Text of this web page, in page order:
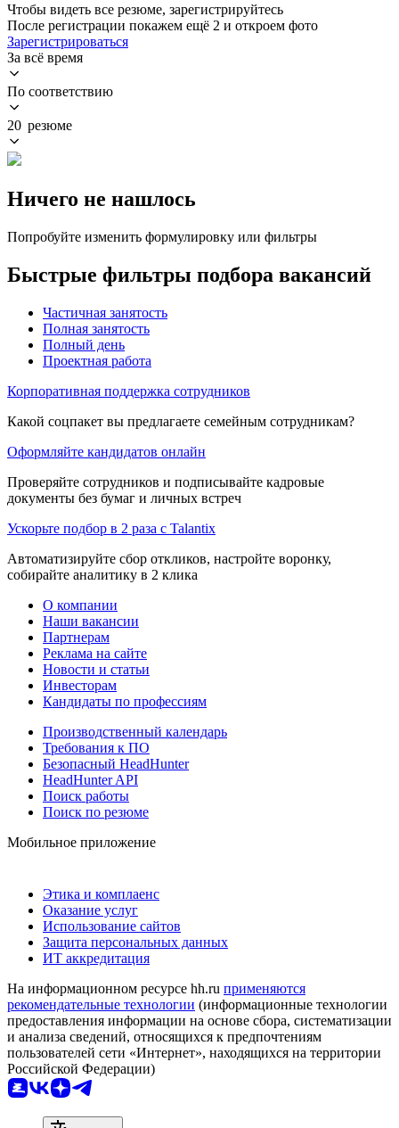
Чтобы видеть все резюме, зарегистрируйтесь
После регистрации покажем ещё 2 и откроем фото
Зарегистрироваться
За всё время
По соответствию
20 резюме
Ничего не нашлось
Попробуйте изменить формулировку или фильтры
Быстрые фильтры подбора вакансий
Частичная занятость
Полная занятость
Полный день
Проектная работа
Корпоративная поддержка сотрудников
Какой соцпакет вы предлагаете семейным сотрудникам?
Оформляйте кандидатов онлайн
Проверяйте сотрудников и подписывайте кадровые
документы без бумаг и личных встреч
Ускорьте подбор в 2 раза с Talantix
Автоматизируйте сбор откликов, настройте воронку,
собирайте аналитику в 2 клика
О компании
Наши вакансии
Партнерам
Реклама на сайте
Новости и статьи
Инвесторам
Кандидаты по профессиям
Производственный календарь
Требования к ПО
Безопасный HeadHunter
HeadHunter API
Поиск работы
Поиск по резюме
Мобильное приложение
Этика и комплаенс
Оказание услуг
Использование сайтов
Защита персональных данных
ИТ аккредитация
На информационном ресурсе hh.ru применяются
рекомендательные технологии (информационные технологии
предоставления информации на основе сбора, систематизации
и анализа сведений, относящихся к предпочтениям
пользователей сети «Интернет», находящихся на территории
Российской Федерации)